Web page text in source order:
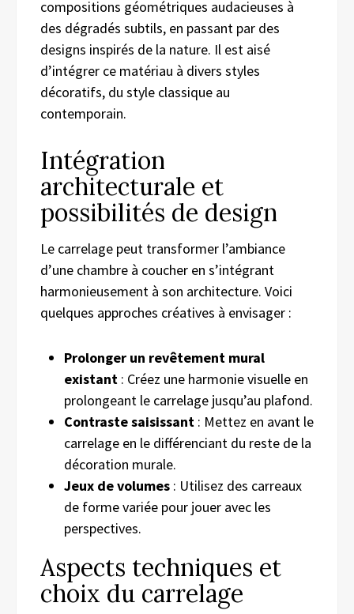
compositions géométriques audacieuses à
des dégradés subtils, en passant par des
designs inspirés de la nature. Il est aisé
d’intégrer ce matériau à divers styles
décoratifs, du style classique au
contemporain.
Intégration
architecturale et
possibilités de design
Le carrelage peut transformer l’ambiance
d’une chambre à coucher en s’intégrant
harmonieusement à son architecture. Voici
quelques approches créatives à envisager :
Prolonger un revêtement mural
existant : Créez une harmonie visuelle en
prolongeant le carrelage jusqu’au plafond.
Contraste saisissant : Mettez en avant le
carrelage en le différenciant du reste de la
décoration murale.
Jeux de volumes : Utilisez des carreaux
de forme variée pour jouer avec les
perspectives.
Aspects techniques et
choix du carrelage